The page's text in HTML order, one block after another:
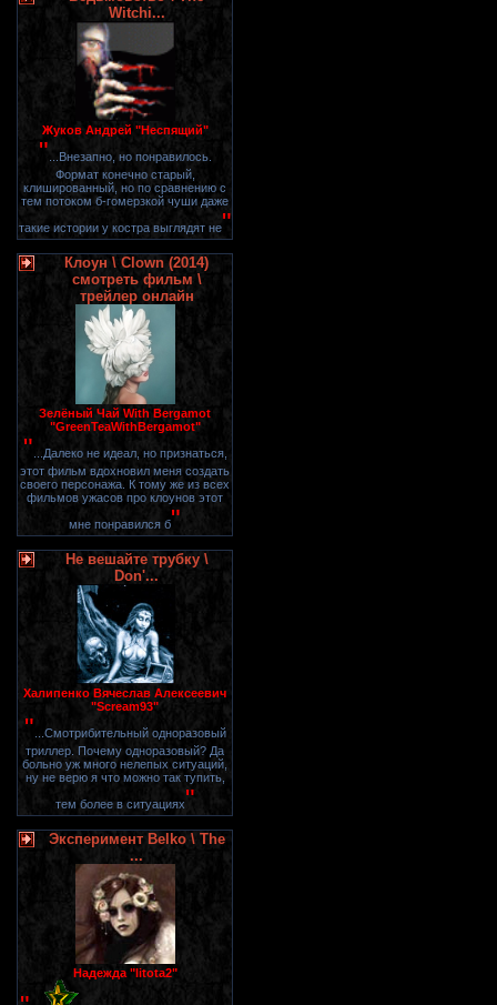
Witchi...
Жуков Андрей "Неспящий"
" ...Внезапно, но понравилось.
Формат конечно старый,
клишированный, но по сравнению с
тем потоком б-гомерзкой чуши даже
такие истории у костра выглядят не"
Клоун \ Clown (2014)
смотреть фильм \
трейлер онлайн
Зелёный Чай With Bergamot
"GreenTeaWithBergamot"
" ...Далеко не идеал, но признаться,
этот фильм вдохновил меня создать
своего персонажа. К тому же из всех
фильмов ужасов про клоунов этот
мне понравился б"
Не вешайте трубку \
Don'...
Халипенко Вячеслав Алексеевич
"Scream93"
" ...Смотрибительный одноразовый
триллер. Почему одноразовый? Да
больно уж много нелепых ситуаций,
ну не верю я что можно так тупить,
тем более в ситуациях"
Эксперимент Belko \ The
...
Надежда "litota2"